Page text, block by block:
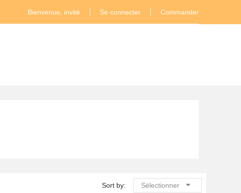
Bienvenue, invité Se connecter Commander
Sort by: Sélectionner 